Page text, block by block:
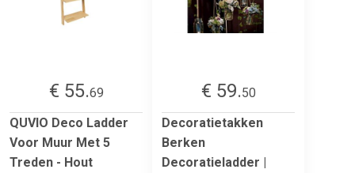
€ 55.69
QUVIO Deco Ladder
Voor Muur Met 5
Treden - Hout
€ 59.50
Decoratietakken
Berken
Decoratieladder |